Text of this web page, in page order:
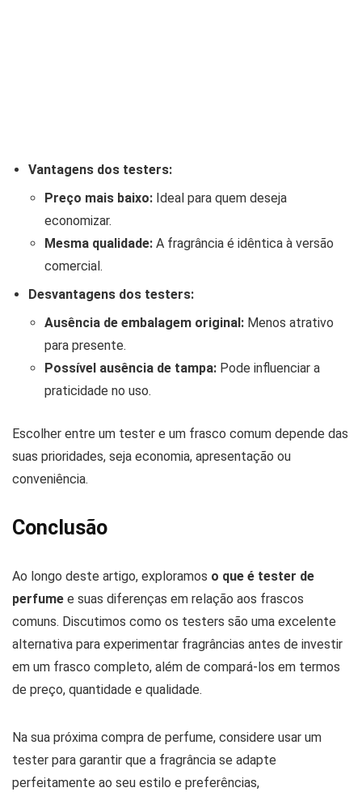
Vantagens dos testers:
Preço mais baixo: Ideal para quem deseja
economizar.
Mesma qualidade: A fragrância é idêntica à versão
comercial.
Desvantagens dos testers:
Ausência de embalagem original: Menos atrativo
para presente.
Possível ausência de tampa: Pode influenciar a
praticidade no uso.
Escolher entre um tester e um frasco comum depende das
suas prioridades, seja economia, apresentação ou
conveniência.
Conclusão
Ao longo deste artigo, exploramos o que é tester de
perfume e suas diferenças em relação aos frascos
comuns. Discutimos como os testers são uma excelente
alternativa para experimentar fragrâncias antes de investir
em um frasco completo, além de compará-los em termos
de preço, quantidade e qualidade.
Na sua próxima compra de perfume, considere usar um
tester para garantir que a fragrância se adapte
perfeitamente ao seu estilo e preferências,